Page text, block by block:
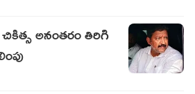
చికిత్స అనంతరం తిరిగి